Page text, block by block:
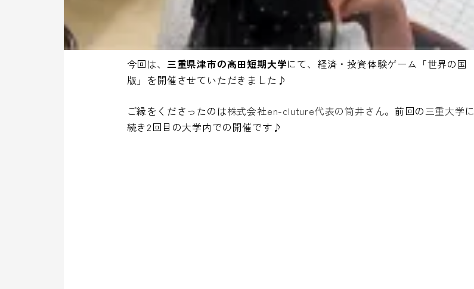
今回は、 三重県津市の高田短期大学にて、経済・投資体験ゲーム「世界の国
版」を開催させていただきました♪
ご縁をくださったのは株式会社en-cluture代表の筒井さん。前回の三重大学に
続き2回目の大学内での開催です♪